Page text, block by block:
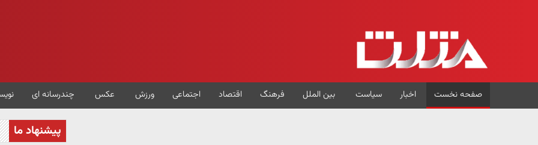
صفحه نخست اخبار سیاست بین الملل فرهنگ اقتصاد اجتماعی ورزش عکس چندرسانه ای
پیشنهاد ما